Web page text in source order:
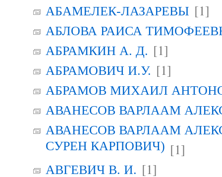
АБАМЕЛЕК-ЛАЗАРЕВЫ [1]
АБЛОВА РАИСА
АБРАМКИН А. Д. [1]
АБРАМОВИЧ И.У. [1]
АБРАМОВ МИХАИЛ
АВАНЕСОВ ВАРЛААМ
АВАНЕСОВ ВАРЛААМ
СУРЕН КАРПОВИЧ) [1]
АВГЕВИЧ В. И. [1]